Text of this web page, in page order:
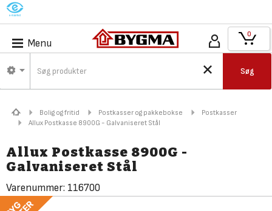
M
Menu
Søg
0
Bolig og fritid Postkasser og pakkebokse
Postkasser
Allux Postkasse 8900G - Galvaniseret Stål
Allux Postkasse 8900G -
Galvaniseret Stål
Varenummer: 116700